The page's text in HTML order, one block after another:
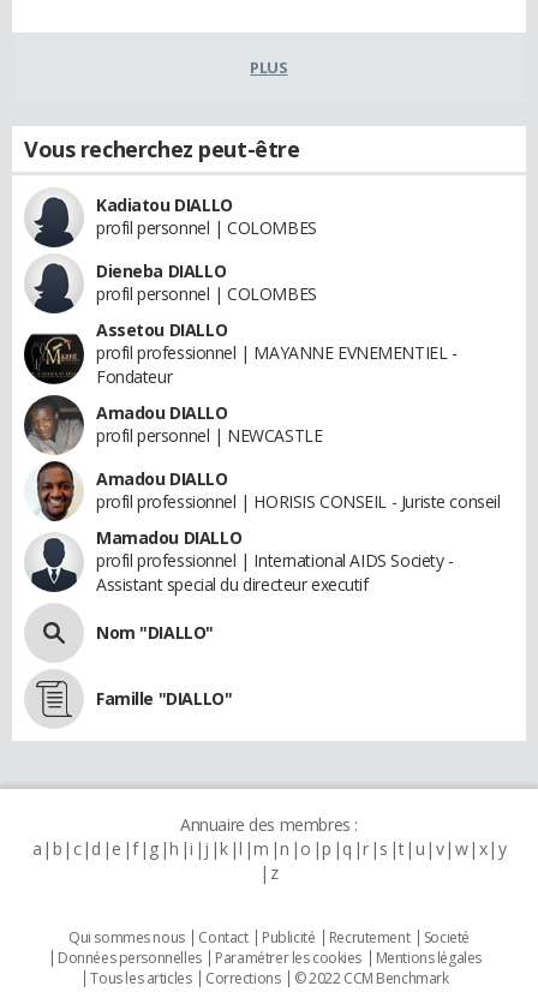
PLUS
Vous recherchez peut-être
Kadiatou DIALLO
profil personnel | COLOMBES
Dieneba DIALLO
profil personnel | COLOMBES
Assetou DIALLO
profil professionnel | MAYANNE EVNEMENTIEL -
Fondateur
Amadou DIALLO
profil personnel | NEWCASTLE
Amadou DIALLO
profil professionnel | HORISIS CONSEIL - Juriste conseil
Mamadou DIALLO
profil professionnel | International AIDS Society -
Assistant special du directeur executif
Nom "DIALLO"
Famille "DIALLO"
Annuaire des membres :
a b c d e f g h i j k l m n o p q r s t u v w x y
z
Qui sommes nous Contact Publicité Recrutement
Societé
Données personnelles
Paramétrer les cookies
Mentions légales
Tous les articles
Corrections © 2022 CCM Benchmark